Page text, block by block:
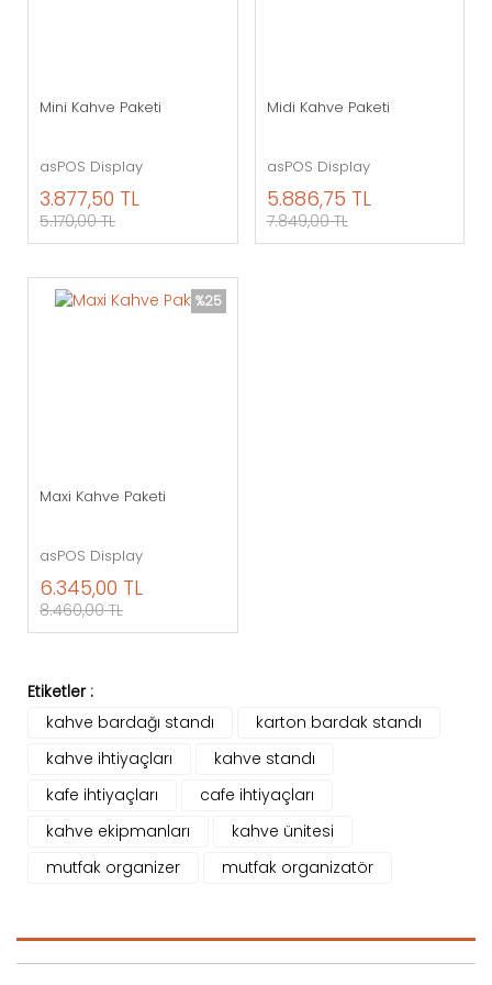
Mini Kahve Paketi
asPOS Display
3.877,50 TL
5.170,00 TL
Midi Kahve Paketi
asPOS Display
5.886,75 TL
7.849,00 TL
%25
Maxi Kahve Paketi
asPOS Display
6.345,00 TL
8.460,00 TL
Etiketler :
kahve bardağı standı
karton bardak standı
kahve ihtiyaçları
kahve standı
kafe ihtiyaçları
cafe ihtiyaçları
kahve ekipmanları
kahve ünitesi
mutfak organizer
mutfak organizatör